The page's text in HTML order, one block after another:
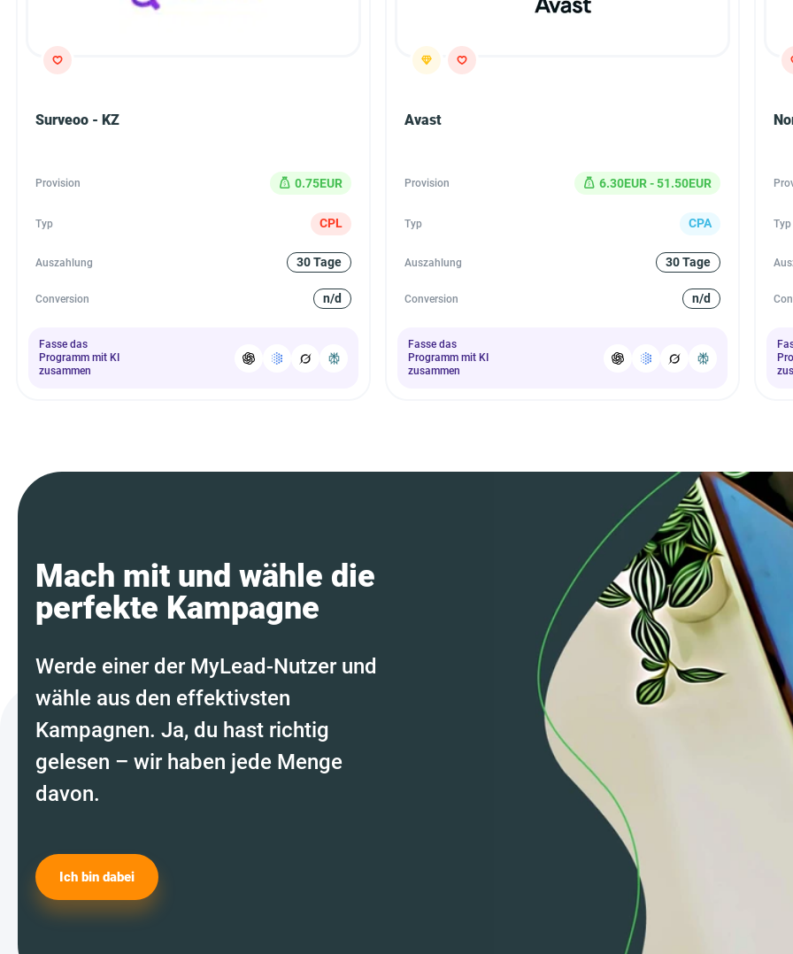
Surveoo - KZ
Provision 0.75EUR
Typ CPL
Auszahlung 30 Tage
Conversion n/d
Fasse das
Programm mit KI
zusammen
Avast
Provision 6.30EUR - 51.50EUR
Typ CPA
Auszahlung 30 Tage
Conversion n/d
Fasse das
Programm mit KI
zusammen
Typ
Mach mit und wähle die
perfekte Kampagne
Werde einer der MyLead-Nutzer und
wähle aus den effektivsten
Kampagnen. Ja, du hast richtig
gelesen – wir haben jede Menge
davon.
Ich bin dabei